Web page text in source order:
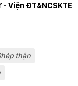
Viện ĐT&NCSKTE
thận